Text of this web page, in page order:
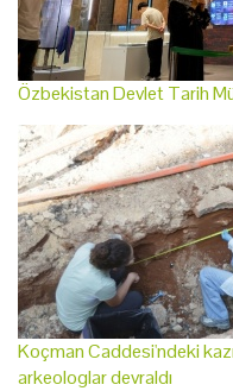
Özbekistan Devlet Tarih
Koçman Caddesi'ndeki
arkeologlar devraldı